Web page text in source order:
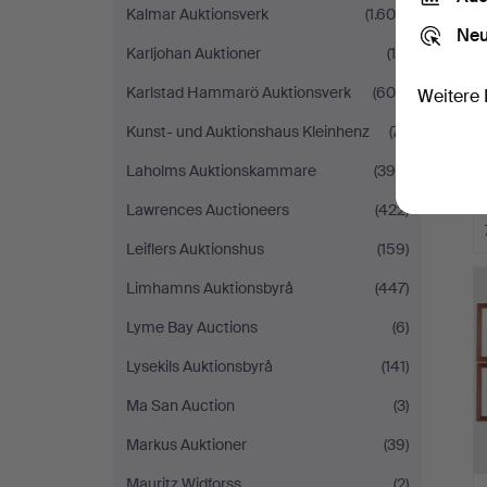
Kalmar Auktionsverk
(1.605)
Karljohan Auktioner
(10)
Karlstad Hammarö Auktionsverk
(609)
Kunst- und Auktionshaus Kleinhenz
(71)
Laholms Auktionskammare
(390)
Lawrences Auctioneers
(422)
Leiflers Auktionshus
(159)
Limhamns Auktionsbyrå
(447)
Lyme Bay Auctions
(6)
Lysekils Auktionsbyrå
(141)
Ma San Auction
(3)
Markus Auktioner
(39)
Weitere